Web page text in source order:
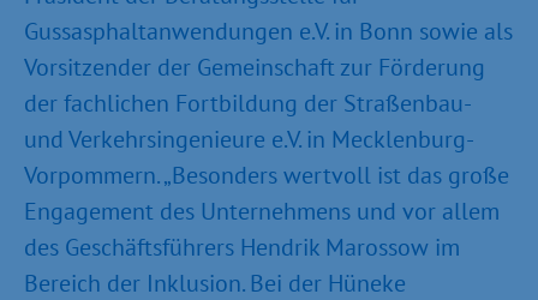
Gussasphaltanwendungen e.V. in Bonn sowie als
Vorsitzender der Gemeinschaft zur Förderung
der fachlichen Fortbildung der Straßenbau-
und Verkehrsingenieure e.V. in Mecklenburg-
Vorpommern. „Besonders wertvoll ist das große
Engagement des Unternehmens und vor allem
des Geschäftsführers Hendrik Marossow im
Bereich der Inklusion. Bei der Hüneke